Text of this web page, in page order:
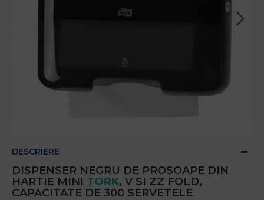
DESCRIERE
DISPENSER NEGRU DE PROSOAPE DIN
HARTIE MINI TORK, V SI ZZ FOLD,
CAPACITATE DE 300 SERVETELE